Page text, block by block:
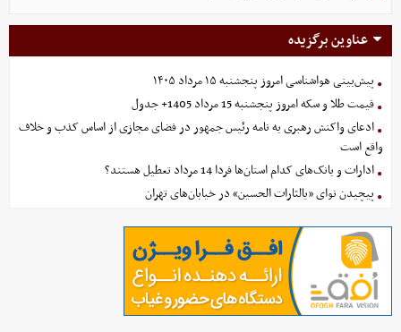
عناوین برگزیده
پیش‌بینی هواشناسی امروز پنجشنبه ۱۵ مرداد ۱۴۰۵
قیمت طلا و سکه امروز پنجشنبه 15 مرداد 1405+ جدول
ادعای واکنش رهبری به نامه رئیس جمهور در فضای مجازی از اساس کذب و خلاف
واقع است
ادارات و بانک‌های کدام استان‌ها فردا 14 مرداد تعطیل هستند؟
پیچیدن نوای «یالثارات الحسین» در خیابان‌های تهران